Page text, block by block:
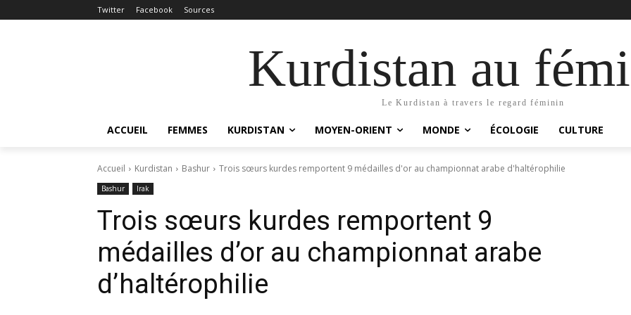
Twitter Facebook Sources
Kurdistan au
Le Kurdistan à travers le regard féminin
ACCUEIL FEMMES KURDISTAN MOYEN-ORIENT MONDE ÉCOLOGIE CULTURE
Accueil Kurdistan Bashur Trois sœurs kurdes remportent 9 médailles d'or au championnat arabe d'haltérophilie
Bashur Irak
Trois sœurs kurdes remportent 9
médailles d’or au championnat arabe
d’haltérophilie